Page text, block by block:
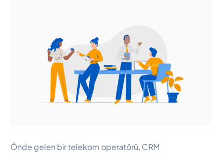
Önde gelen bir telekom operatörü, CRM